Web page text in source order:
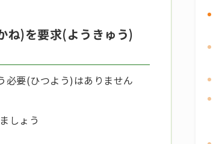
ね)を要求(ようきゅう)
必要(ひつよう)はありません
しょう